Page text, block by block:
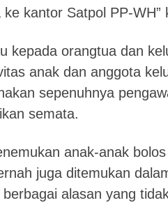
kantor Satpol PP-WH”
kepada orangtua dan
anak dan anggota
sepenuhnya
semata.
anak-anak
juga ditemukan
alasan yang